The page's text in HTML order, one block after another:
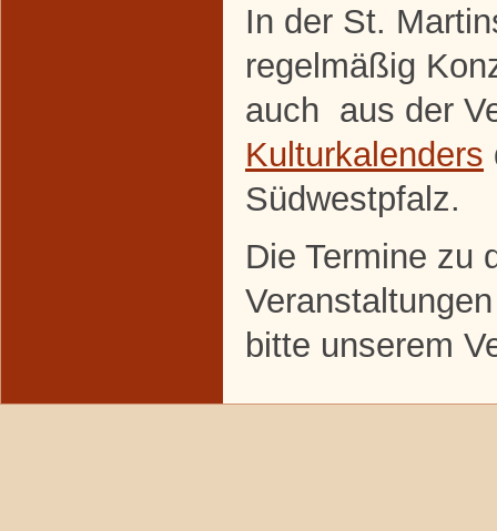
In der St.
regelmäßig
auch aus der
Kulturkalenders
Südwestpfalz.
Die Termine zu
bitte unserem